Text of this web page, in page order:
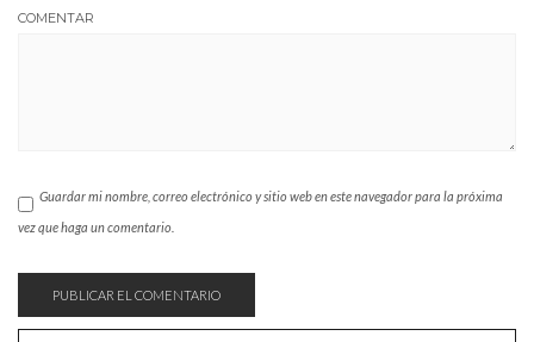
COMENTAR
Guardar mi nombre, correo electrónico y sitio web en este navegador para la próxima
vez que haga un comentario.